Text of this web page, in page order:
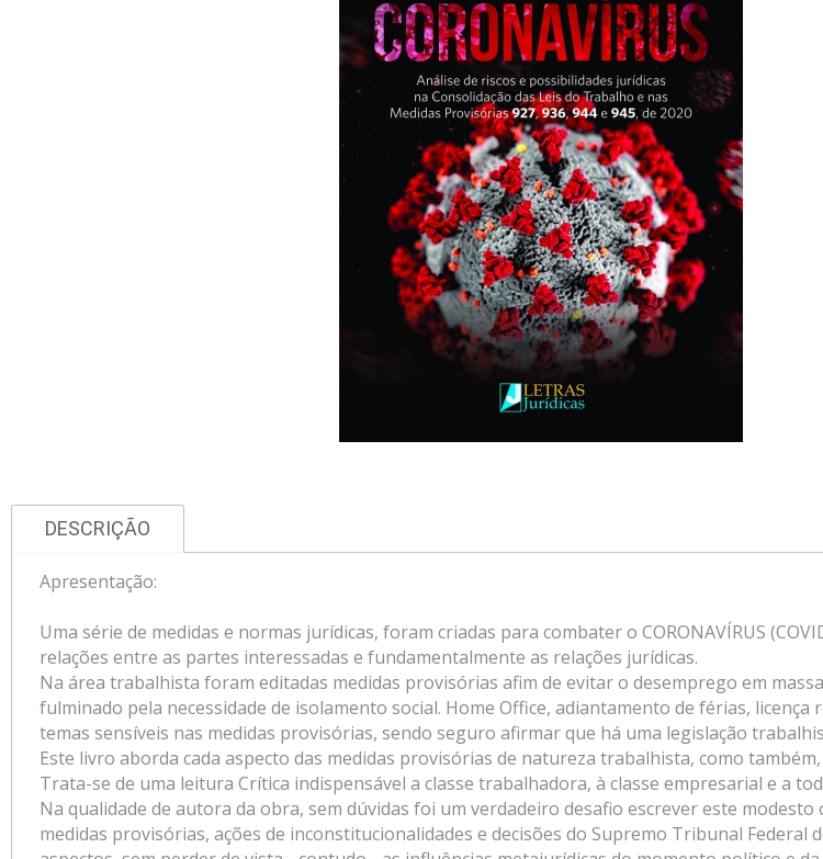
DESCRIÇÃO
Apresentação:
Uma série de medidas e normas jurídicas, foram criadas para combater o CORONAVÍRUS
relações entre as partes interessadas e fundamentalmente as relações jurídicas.
Na área trabalhista foram editadas medidas provisórias afim de evitar o desemprego em
fulminado pela necessidade de isolamento social. Home Office, adiantamento de férias,
temas sensíveis nas medidas provisórias, sendo seguro afirmar que há uma legislação
Este livro aborda cada aspecto das medidas provisórias de natureza trabalhista, como
Trata-se de uma leitura Crítica indispensável a classe trabalhadora, à classe empresarial e a
Na qualidade de autora da obra, sem dúvidas foi um verdadeiro desafio escrever este
medidas provisórias, ações de inconstitucionalidades e decisões do Supremo Tribunal